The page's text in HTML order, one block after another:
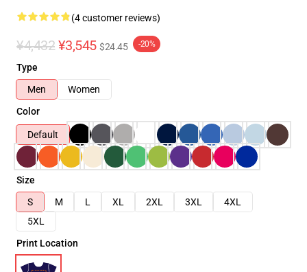
(4 customer reviews)
¥4,432 ¥3,545 $24.45 -20%
Type
Men
Women
Color
Default
Size
S
M L XL 2XL 3XL
4XL
5XL
Print Location